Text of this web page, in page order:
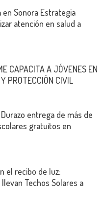
Sonora Estrategia
atención en salud a
CAPACITA A JÓVENES EN
PROTECCIÓN CIVIL
entrega de más de
gratuitos en
el recibo de luz:
Techos Solares a